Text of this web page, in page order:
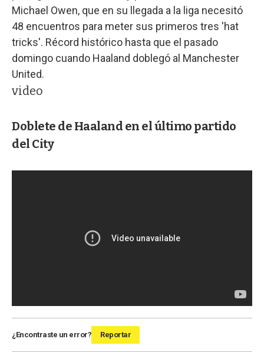
Michael Owen, que en su llegada a la liga necesitó
48 encuentros para meter sus primeros tres 'hat
tricks'. Récord histórico hasta que el pasado
domingo cuando Haaland doblegó al Manchester
United.
video
Doblete de Haaland en el último partido
del City
¿Encontraste un error? Reportar